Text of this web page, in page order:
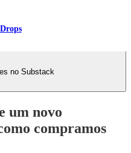
no Substack
um novo
compramos